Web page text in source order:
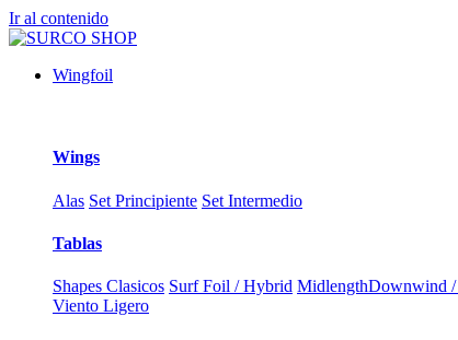
Ir al contenido
Wingfoil
Wings
Alas Set Principiente Set Intermedio
Tablas
Shapes Clasicos Surf Foil / Hybrid MidlengthDownwind /
Viento Ligero